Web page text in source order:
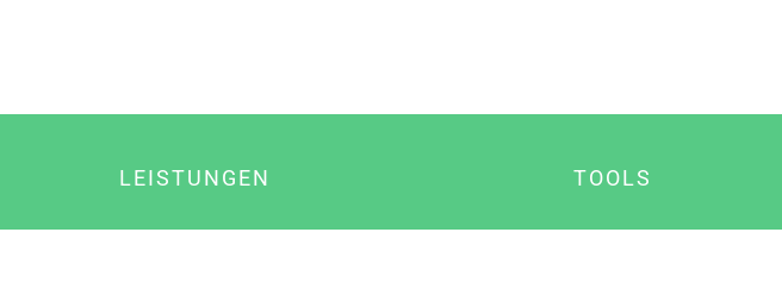
LEISTUNGEN TOOLS